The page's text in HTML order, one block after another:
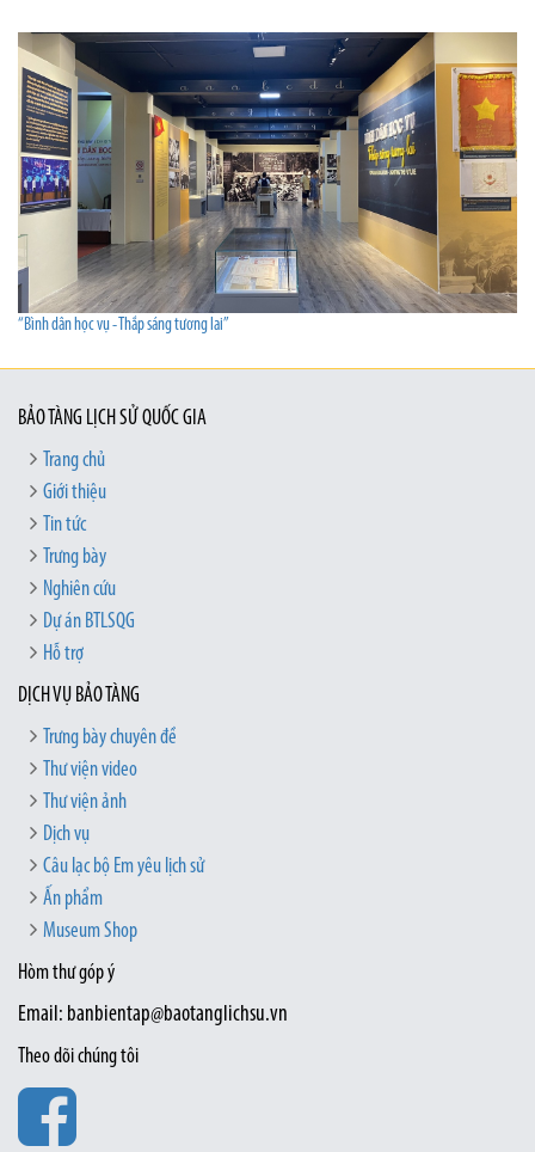
“Bình dân học vụ - Thắp sáng tương lai”
BẢO TÀNG LỊCH SỬ QUỐC GIA
Trang chủ
Giới thiệu
Tin tức
Trưng bày
Nghiên cứu
Dự án BTLSQG
Hỗ trợ
DỊCH VỤ BẢO TÀNG
Trưng bày chuyên đề
Thư viện video
Thư viện ảnh
Dịch vụ
Câu lạc bộ Em yêu lịch sử
Ấn phẩm
Museum Shop
Hòm thư góp ý
Email: banbientap@baotanglichsu.vn
Theo dõi chúng tôi